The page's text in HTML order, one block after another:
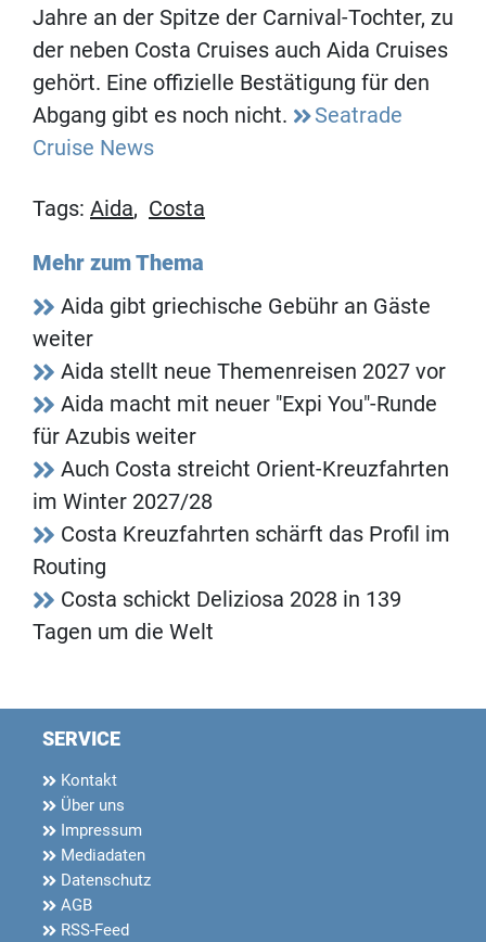
Jahre an der Spitze der Carnival-Tochter, zu
der neben Costa Cruises auch Aida Cruises
gehört. Eine offizielle Bestätigung für den
Abgang gibt es noch nicht.
Seatrade
Cruise News
Tags: Aida, Costa
Mehr zum Thema
Aida gibt griechische Gebühr an Gäste
weiter
Aida stellt neue Themenreisen 2027 vor
Aida macht mit neuer "Expi You"-Runde
für Azubis weiter
Auch Costa streicht Orient-Kreuzfahrten
im Winter 2027/28
Costa Kreuzfahrten schärft das Profil im
Routing
Costa schickt Deliziosa 2028 in 139
Tagen um die Welt
SERVICE
Kontakt
Über uns
Impressum
Mediadaten
Datenschutz
AGB
RSS-Feed